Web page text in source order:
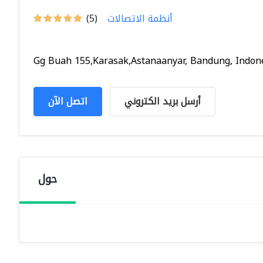
(5) أنظمة الاتصالات
Gg Buah 155,Karasak,Astanaanyar, Bandung,
اتصل الآن أرسل بريد الكتروني
حول